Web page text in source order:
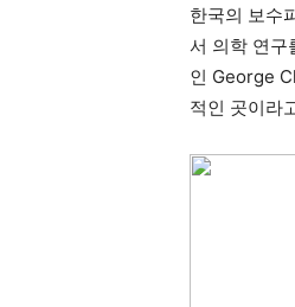
한국의 보수
서 의학 연
인 George
적인 곳이라